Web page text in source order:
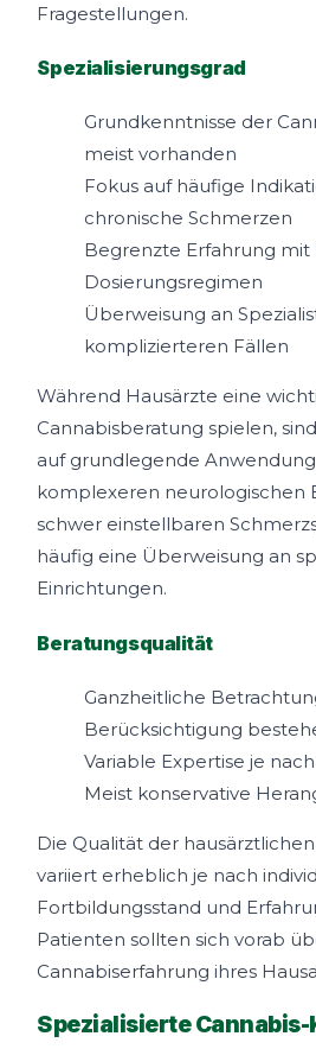
Fragestellungen.
Spezialisierungsgrad
Grundkenntnisse der
meist vorhanden
Fokus auf häufige
chronische Schmerzen
Begrenzte Erfahrung
Dosierungsregimen
Überweisung an
komplizierteren Fällen
Während Hausärzte eine
Cannabisberatung spielen,
auf grundlegende
komplexeren neurologischen
schwer einstellbaren
häufig eine Überweisung an
Einrichtungen.
Beratungsqualität
Ganzheitliche
Berücksichtigung
Variable Expertise je
Meist konservative
Die Qualität der
variiert erheblich je nach
Fortbildungsstand und
Patienten sollten sich vorab
Cannabiserfahrung ihres
Spezialisierte